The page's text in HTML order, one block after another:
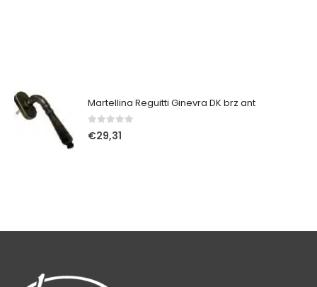
Martellina Reguitti Ginevra DK brz ant
0Su 5
€29,31